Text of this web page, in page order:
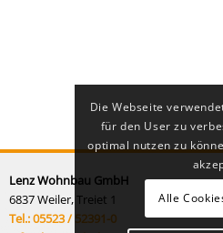
Lenz Wohnbau GmbH
6837 Weiler, Treiet 1
Tel.: 05523 / 52391-0
Die Webseite
für den User zu
optimal nutzen zu
Alle